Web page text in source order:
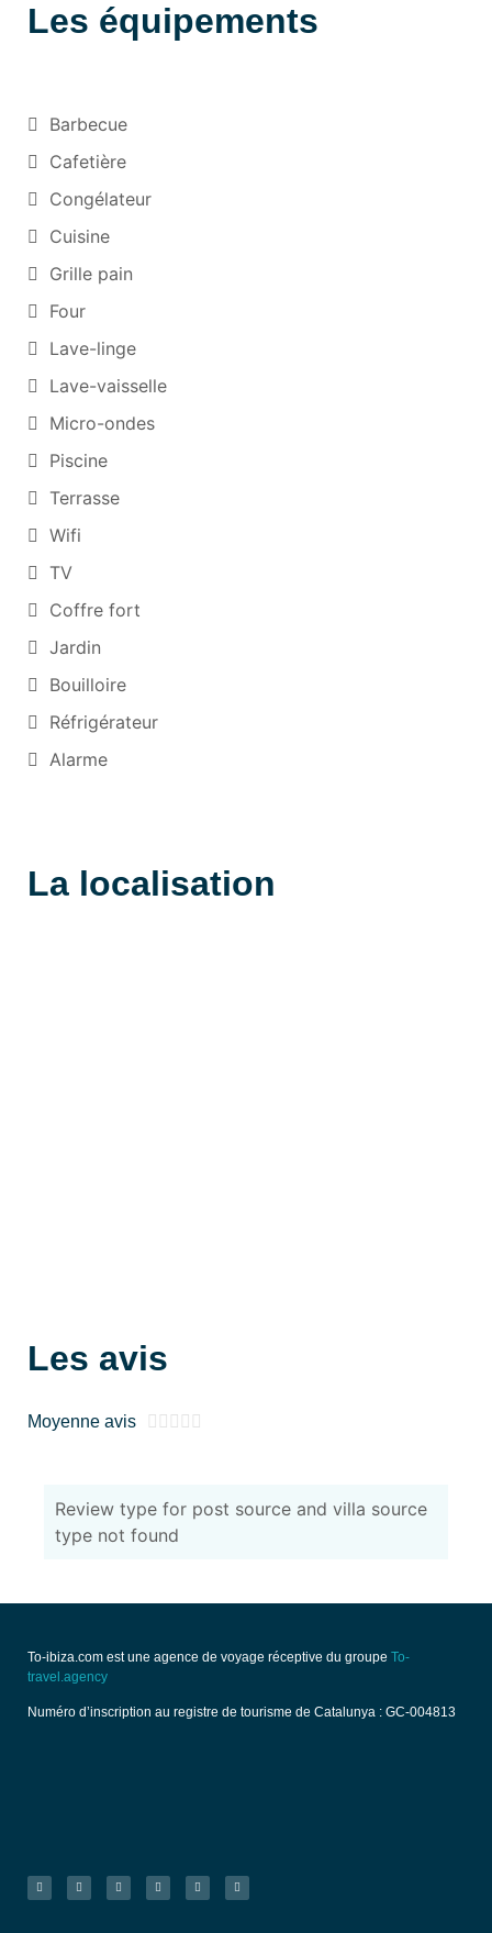
Les équipements
Barbecue
Cafetière
Congélateur
Cuisine
Grille pain
Four
Lave-linge
Lave-vaisselle
Micro-ondes
Piscine
Terrasse
Wifi
TV
Coffre fort
Jardin
Bouilloire
Réfrigérateur
Alarme
La localisation
Les avis
Moyenne avis     
Review type for post source and villa source
type not found
To-ibiza.com est une agence de voyage réceptive du groupe To-
travel.agency
Numéro d’inscription au registre de tourisme de Catalunya : GC-004813